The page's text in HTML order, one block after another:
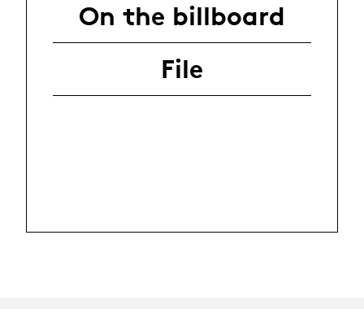
On the billboard
File